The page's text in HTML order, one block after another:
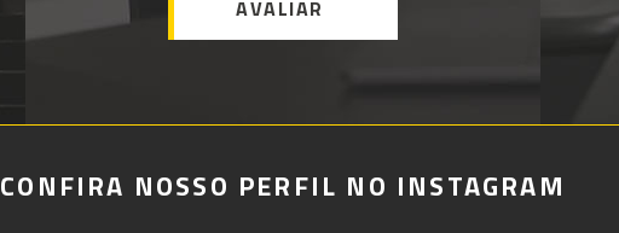
AVALIAR
CONFIRA NOSSO PERFIL NO INSTAGRAM